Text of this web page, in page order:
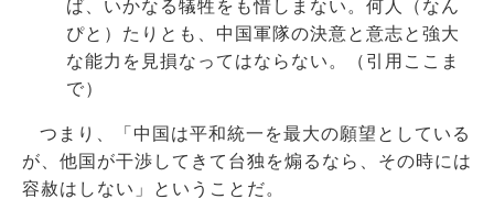
ば、いかなる犠牲をも惜しまない。何人（なん
ぴと）たりとも、中国軍隊の決意と意志と強大
な能力を見損なってはならない。（引用ここま
で）
つまり、「中国は平和統一を最大の願望としている
が、他国が干渉してきて台独を煽るなら、その時には
容赦はしない」ということだ。